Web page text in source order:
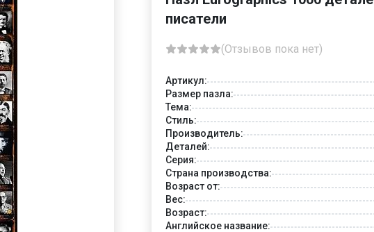
писатели
(Отзывов пока нет)
Артикул:
Размер пазла:
Тема:
Стиль:
Производитель:
Деталей:
Серия:
Страна производства:
Возраст от:
Вес:
Возраст:
Английское название: